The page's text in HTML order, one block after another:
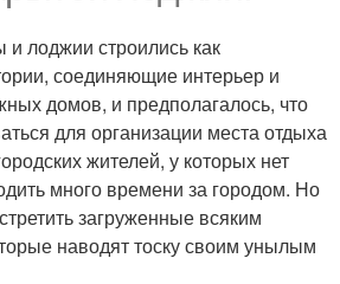
лоджии строились как
соединяющие интерьер и
домов, и предполагалось, что
для организации места отдыха
жителей, у которых нет
много времени за городом. Но
загруженные всяким
наводят тоску своим унылым